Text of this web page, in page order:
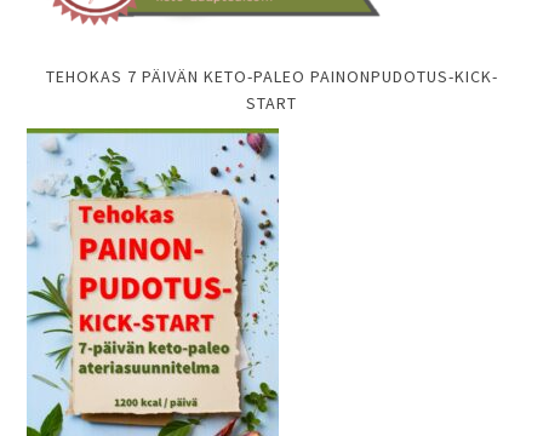
TEHOKAS 7 PÄIVÄN KETO-PALEO PAINONPUDOTUS-KICK-
START